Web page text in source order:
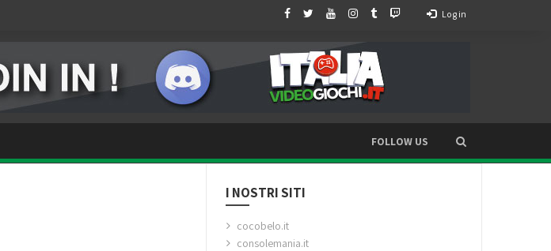
Log in
FOLLOW US
I NOSTRI SITI
cocobelo.it
consolemania.it